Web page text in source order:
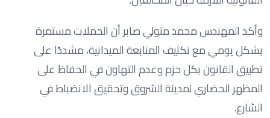
وأكد المهندس محمد متولي صابر أن الحملات مستمرة
بشكل يومي مع تكثيف المتابعة الميدانية، مشددًا على
تطبيق القانون بكل حزم وعدم التهاون في الحفاظ على
المظهر الحضاري لمدينة الشروق وتحقيق الانضباط في
الشارع.